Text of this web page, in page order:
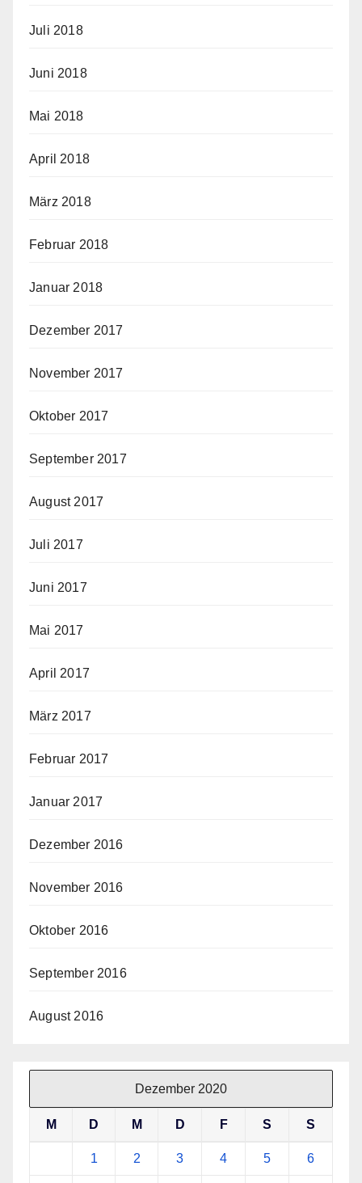
Juli 2018
Juni 2018
Mai 2018
April 2018
März 2018
Februar 2018
Januar 2018
Dezember 2017
November 2017
Oktober 2017
September 2017
August 2017
Juli 2017
Juni 2017
Mai 2017
April 2017
März 2017
Februar 2017
Januar 2017
Dezember 2016
November 2016
Oktober 2016
September 2016
August 2016
Dezember 2020
M D M D F S S
1 2 3 4 5 6